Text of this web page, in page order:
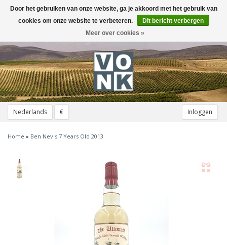
Nederlands € Inloggen
Toggle
navigation
Home » Ben Nevis 7 Years Old 2013
Door het gebruiken van onze website, ga je akkoord met het gebruik van
cookies om onze website te verbeteren.
Dit bericht verbergen
Meer over cookies »